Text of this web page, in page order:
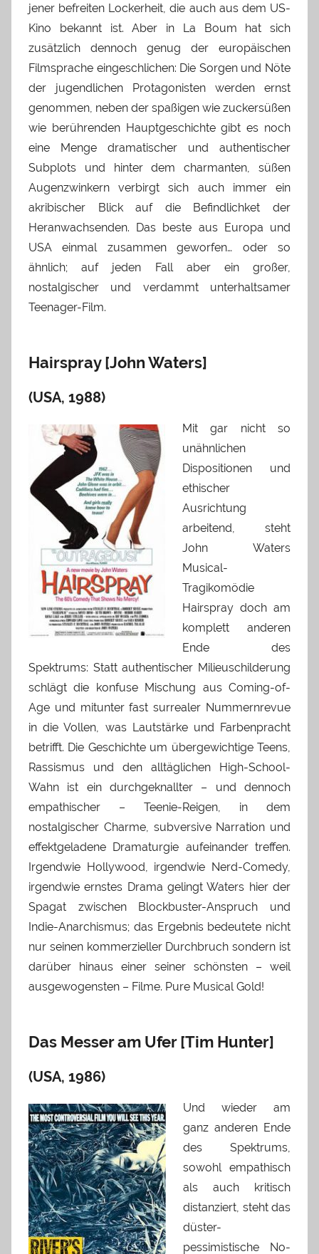
jener befreiten Lockerheit, die auch aus dem US-
Kino bekannt ist. Aber in La Boum hat sich
zusätzlich dennoch genug der europäischen
Filmsprache eingeschlichen: Die Sorgen und Nöte
der jugendlichen Protagonisten werden ernst
genommen, neben der spaßigen wie zuckersüßen
wie berührenden Hauptgeschichte gibt es noch
eine Menge dramatischer und authentischer
Subplots und hinter dem charmanten, süßen
Augenzwinkern verbirgt sich auch immer ein
akribischer Blick auf die Befindlichket der
Heranwachsenden. Das beste aus Europa und
USA einmal zusammen geworfen… oder so
ähnlich; auf jeden Fall aber ein großer,
nostalgischer und verdammt unterhaltsamer
Teenager-Film.
Hairspray [John Waters]
(USA, 1988)
Mit gar nicht so
unähnlichen
Dispositionen und
ethischer
Ausrichtung
arbeitend, steht
John Waters
Musical-
Tragikomödie
Hairspray doch am
komplett anderen
Ende des
Spektrums: Statt authentischer Milieuschilderung
schlägt die konfuse Mischung aus Coming-of-
Age und mitunter fast surrealer Nummernrevue
in die Vollen, was Lautstärke und Farbenpracht
betrifft. Die Geschichte um übergewichtige Teens,
Rassismus und den alltäglichen High-School-
Wahn ist ein durchgeknallter – und dennoch
empathischer – Teenie-Reigen, in dem
nostalgischer Charme, subversive Narration und
effektgeladene Dramaturgie aufeinander treffen.
Irgendwie Hollywood, irgendwie Nerd-Comedy,
irgendwie ernstes Drama gelingt Waters hier der
Spagat zwischen Blockbuster-Anspruch und
Indie-Anarchismus; das Ergebnis bedeutete nicht
nur seinen kommerzieller Durchbruch sondern ist
darüber hinaus einer seiner schönsten – weil
ausgewogensten – Filme. Pure Musical Gold!
Das Messer am Ufer [Tim Hunter]
(USA, 1986)
Und wieder am
ganz anderen Ende
des Spektrums,
sowohl empathisch
als auch kritisch
distanziert, steht das
düster-
pessimistische No-